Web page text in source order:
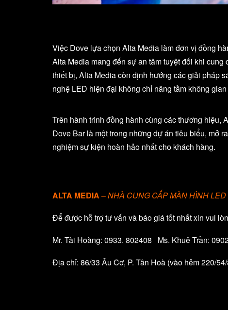
Việc Dove lựa chọn Alta Media làm đơn vị đồng
Alta Media mang đến sự an tâm tuyệt đối khi
thiết bị, Alta Media còn định hướng các giải pháp
nghệ LED hiện đại không chỉ nâng tầm không
Trên hành trình đồng hành cùng các thương hiệu,
Dove Bar là một trong những dự án tiêu biểu, mở
nghiệm sự kiện hoàn hảo nhất cho khách hàng.
ALTA MEDIA –NHÀ CUNG CẤP MÀN HÌNH
Để được hỗ trợ tư vấn và báo giá tốt nhất xin vui
Mr. Tài Hoàng: 0933. 802408 Ms. Khuê Trần:
Địa chỉ: 86/33 Âu Cơ, P. Tân Hoà (vào hẻm 220/